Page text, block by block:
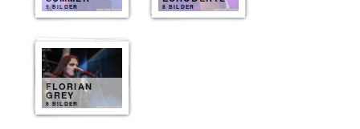
9 BILDER 8 BILDER
FLORIAN
GREY
8 BILDER